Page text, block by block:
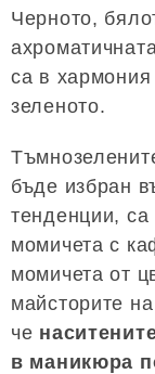
Черното,
са в
зеленото.
бъде избран
тенденции,
момичета с
момичета от
майсторите
че
в маникюра